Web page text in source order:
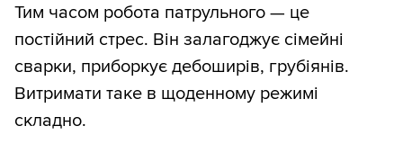
Тим часом робота патрульного — це
постійний стрес. Він залагоджує сімейні
сварки, приборкує дебоширів, грубіянів.
Витримати таке в щоденному режимі
складно.